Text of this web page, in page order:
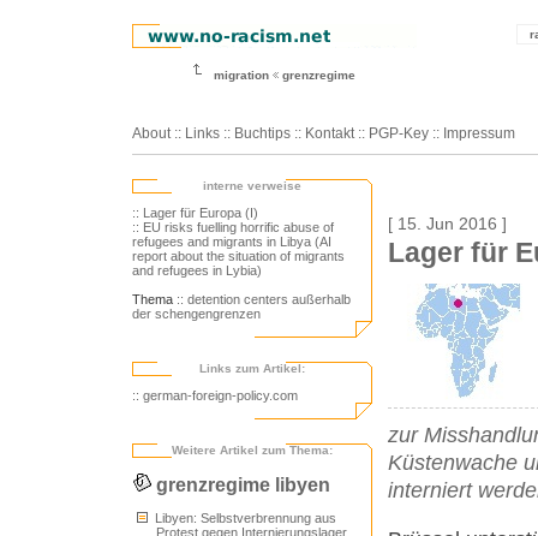
migration grenzregime
About :: Links :: Buchtips :: Kontakt :: PGP-Key :: Impressum
interne verweise
:: Lager für Europa (I)
:: EU risks fuelling horrific abuse of
refugees and migrants in Libya (AI
report about the situation of migrants
and refugees in Lybia)
Thema :: detention centers außerhalb
der schengengrenzen
Links zum Artikel:
:: german-foreign-policy.com
Weitere Artikel zum Thema:
grenzregime libyen
Libyen: Selbstverbrennung aus
Protest gegen Internierungslager
[ 15. Jun 2016 ]
Lager für
zur
Küstenwache
interniert